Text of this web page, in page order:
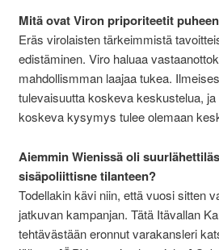
Mitä ovat Viron priporiteetit
Eräs virolaisten tärkeimmistä
edistäminen. Viro haluaa
mahdollismman laajaa tukea.
tulevaisuutta koskeva keskustelua,
koskeva kysymys tulee olemaan
Aiemmin Wienissä oli
sisäpoliittisne tilanteen?
Todellakin kävi niin, että vuosi sitten
jatkuvan kampanjan. Tätä Itävallan
tehtävästään eronnut varakansleri